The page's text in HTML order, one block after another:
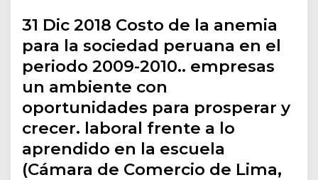
31 Dic 2018 Costo de la anemia
para la sociedad peruana en el
periodo 2009-2010.. empresas
un ambiente con
oportunidades para prosperar y
crecer. laboral frente a lo
aprendido en la escuela
(Cámara de Comercio de Lima,